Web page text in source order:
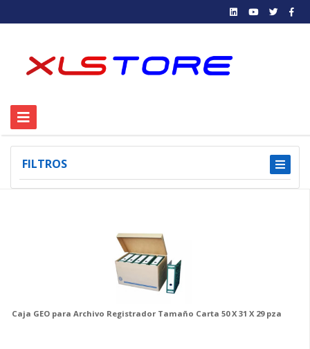
FILTROS
Caja GEO para Archivo Registrador Tamaño Carta 50 X 31 X 29 pza